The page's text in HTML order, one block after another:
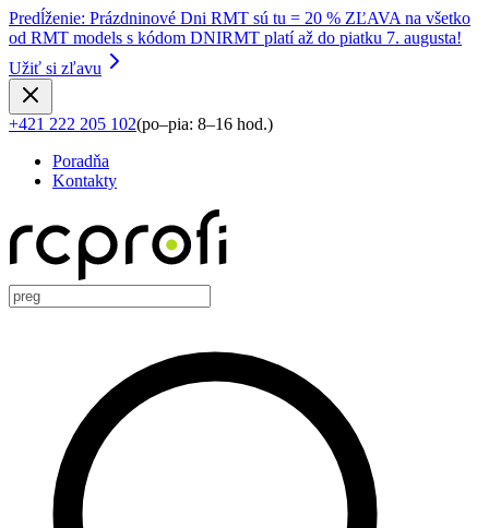
Predĺženie: Prázdninové Dni RMT sú tu = 20 % ZĽAVA na všetko
od RMT models s kódom DNIRMT platí až do piatku 7. augusta!
Užiť si zľavu
+421 222 205 102(po–pia: 8–16 hod.)
Poradňa
Kontakty